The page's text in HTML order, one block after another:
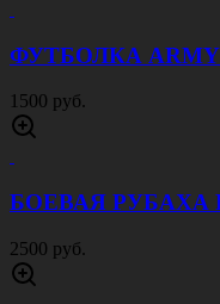
ФУТБОЛКА
1500 руб.
БОЕВАЯ
2500 руб.